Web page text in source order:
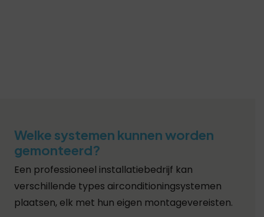
Welke systemen kunnen worden
gemonteerd?
Een professioneel installatiebedrijf kan
verschillende types airconditioningsystemen
plaatsen, elk met hun eigen montagevereisten.